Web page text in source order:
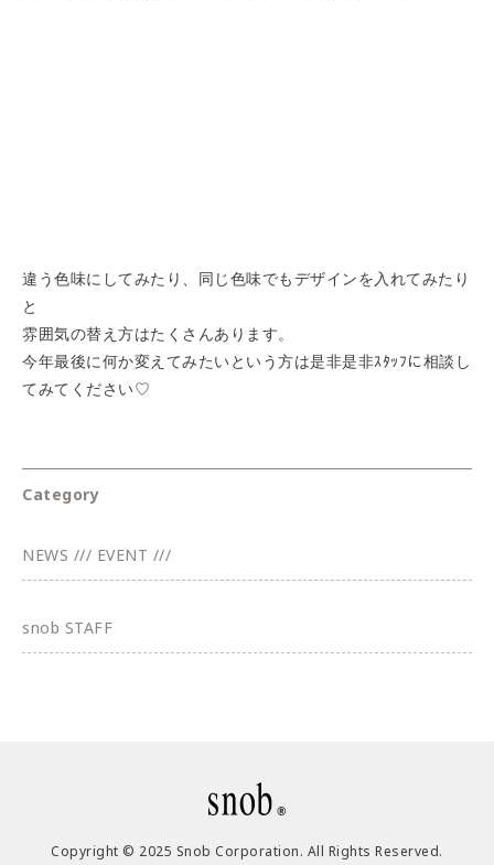
違う色味にしてみたり、同じ色味でもデザインを入れてみたり
と
雰囲気の替え方はたくさんあります。
今年最後に何か変えてみたいという方は是非是非ｽﾀｯﾌに相談し
てみてください♡
Category
NEWS /// EVENT ///
snob STAFF
Copyright © 2025 Snob Corporation. All Rights Reserved.